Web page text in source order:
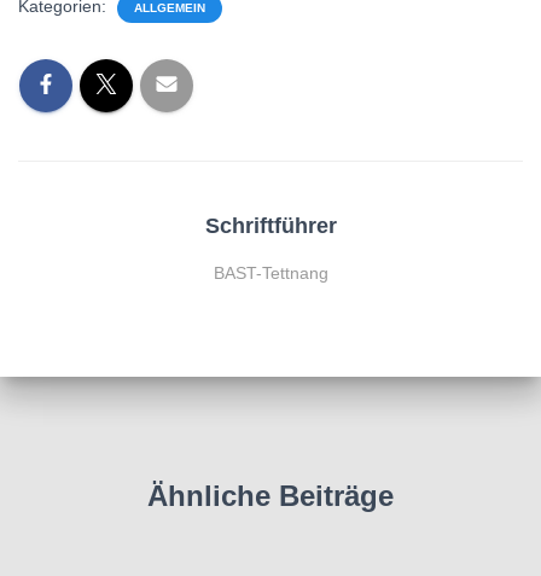
Kategorien: ALLGEMEIN
Schriftführer
BAST-Tettnang
Ähnliche Beiträge